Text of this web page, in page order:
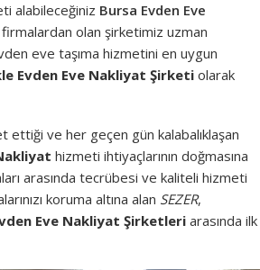
alabileceğiniz Bursa Evden Eve
olan şirketimiz uzman
eve taşıma hizmetini en uygun
Evden Eve Nakliyat Şirketi olarak
ettiği ve her geçen gün kalabalıklaşan
hizmeti ihtiyaçlarının doğmasına
arasında tecrübesi ve kaliteli hizmeti
koruma altına alan SEZER,
Eve Nakliyat Şirketleriarasında ilk